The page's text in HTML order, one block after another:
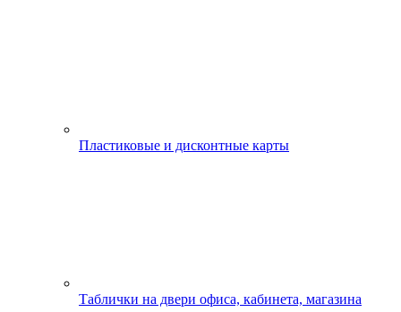
Пластиковые и дисконтные карты
Таблички на двери офиса, кабинета, магазина